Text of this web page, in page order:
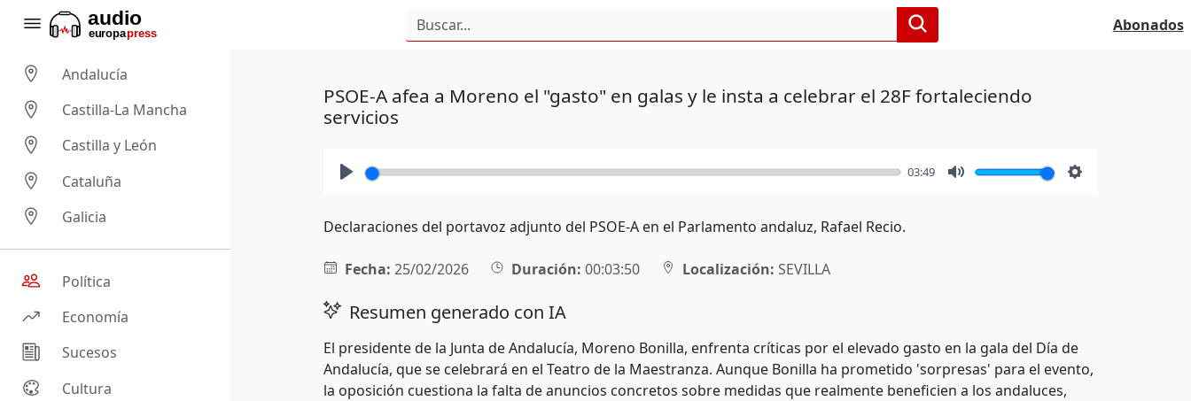
Abonados
Andalucía
Castilla-La Mancha
Castilla y León
Cataluña
Galicia
Política
Economía
Sucesos
Cultura
PSOE-A afea a Moreno el "gasto" en galas y le insta a celebrar el 28F fortaleciendo
servicios
03:49
Declaraciones del portavoz adjunto del PSOE-A en el Parlamento andaluz, Rafael Recio.
Fecha: 25/02/2026 Duración: 00:03:50 Localización: SEVILLA
Resumen generado con IA
El presidente de la Junta de Andalucía, Moreno Bonilla, enfrenta críticas por el elevado gasto en la gala del Día de
Andalucía, que se celebrará en el Teatro de la Maestranza. Aunque Bonilla ha prometido 'sorpresas' para el evento,
la oposición cuestiona la falta de anuncios concretos sobre medidas que realmente beneficien a los andaluces,